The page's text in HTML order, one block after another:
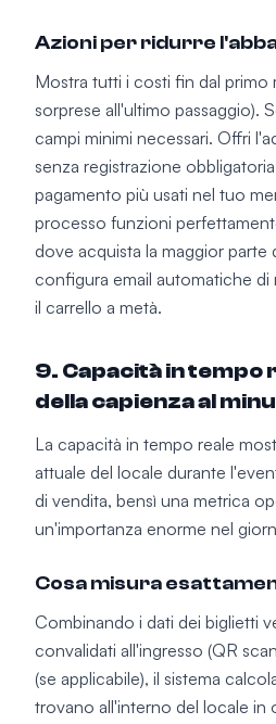
Azioni per ridurre
Mostra tutti i costi fin dal primo
sorprese all'ultimo passaggio).
campi minimi necessari. Offri
senza registrazione
pagamento più usati nel tuo
processo funzioni
dove acquista la maggior parte
configura email automatiche di
il carrello a metà.
9. Capacità in
della capienza al
La capacità in tempo reale
attuale del locale durante
di vendita, bensì una metrica
un'importanza enorme nel
Cosa misura
Combinando i dati dei biglietti
convalidati all'ingresso (QR
(se applicabile), il sistema
trovano all'interno del locale in